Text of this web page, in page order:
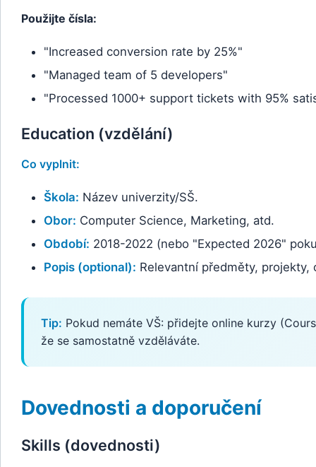
Použijte čísla:
"Increased conversion rate by 25%"
"Managed team of 5 developers"
"Processed 1000+ support tickets with 95%
Education (vzdělání)
Co vyplnit:
Škola: Název univerzity/SŠ.
Obor: Computer Science, Marketing, atd.
Období: 2018-2022 (nebo "Expected 2026"
Popis (optional): Relevantní předměty, projekty,
Tip: Pokud nemáte VŠ: přidejte online kurzy
že se samostatně vzděláváte.
Dovednosti a doporučení
Skills (dovednosti)